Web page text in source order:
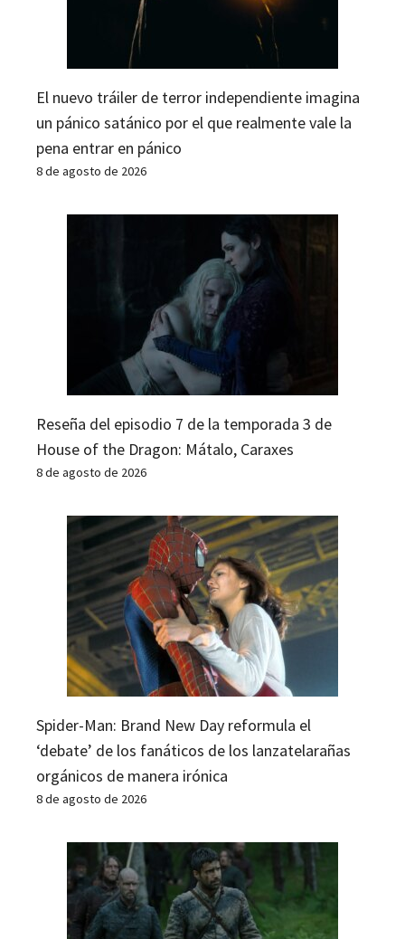
El nuevo tráiler de terror independiente imagina
un pánico satánico por el que realmente vale la
pena entrar en pánico
8 de agosto de 2026
Reseña del episodio 7 de la temporada 3 de
House of the Dragon: Mátalo, Caraxes
8 de agosto de 2026
Spider-Man: Brand New Day reformula el
‘debate’ de los fanáticos de los lanzatelarañas
orgánicos de manera irónica
8 de agosto de 2026